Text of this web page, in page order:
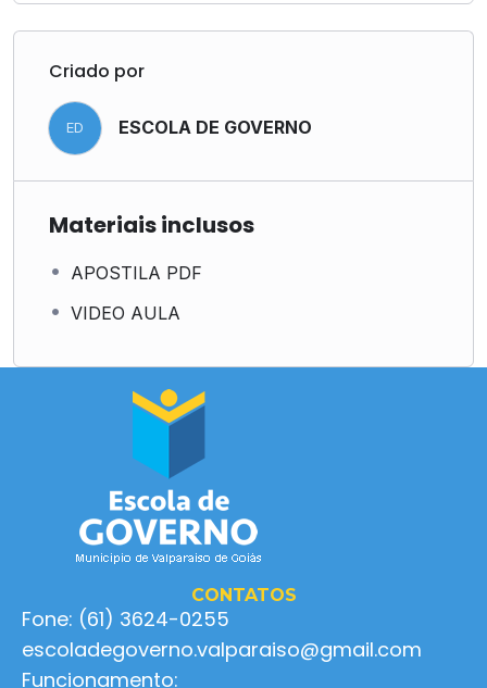
Criado por
ED ESCOLA DE GOVERNO
Materiais inclusos
APOSTILA PDF
VIDEO AULA
CONTATOS
Fone: (61) 3624-0255
escoladegoverno.valparaiso@gmail.com
Funcionamento: